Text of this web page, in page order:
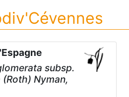
subsp.
(Roth) Nyman,